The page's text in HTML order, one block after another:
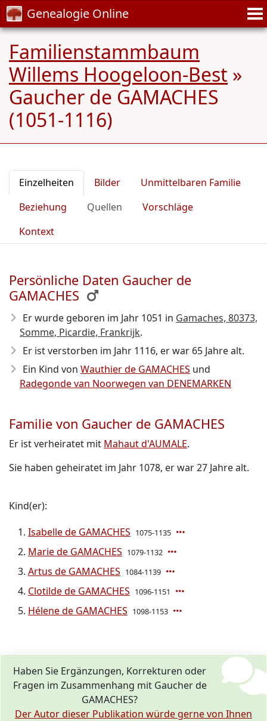
Genealogie Online
Familienstammbaum
Willems Hoogeloon-Best »
Gaucher de GAMACHES
(1051-1116)
Einzelheiten Bilder
Unmittelbaren Familie
Beziehung
Quellen
Vorschläge
Kontext
Persönliche Daten Gaucher de
GAMACHES
Er wurde geboren im Jahr 1051 in Gamaches, 80373,
Somme, Picardie, Frankrijk.
Er ist verstorben im Jahr 1116, er war 65 Jahre alt.
Ein Kind von Wauthier de GAMACHES und
Radegonde van Noorwegen van DENEMARKEN
Familie von Gaucher de GAMACHES
Er ist verheiratet mit Mahaut d'AUMALE.
Sie haben geheiratet im Jahr 1078, er war 27 Jahre alt.
Kind(er):
Isabelle de GAMACHES 1075-1135
Marie de GAMACHES 1079-1132
Artus de GAMACHES 1084-1139
Clotilde de GAMACHES 1096-1151
Hélene de GAMACHES 1098-1153
Haben Sie Ergänzungen, Korrekturen oder
Fragen im Zusammenhang mit Gaucher de
GAMACHES?
Der Autor dieser Publikation würde gerne von Ihnen